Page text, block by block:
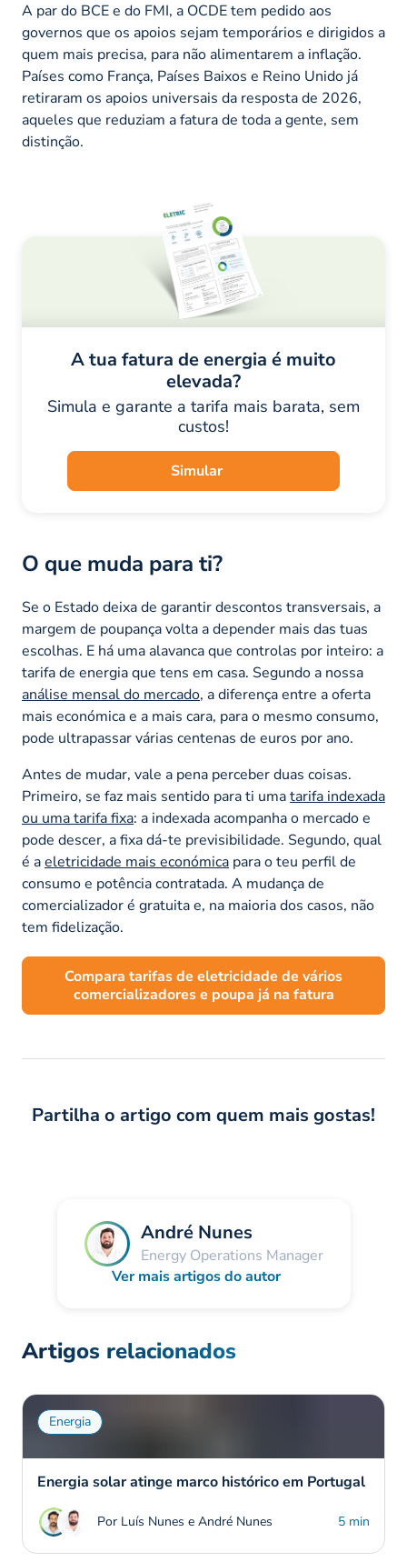
A par do BCE e do FMI, a OCDE tem pedido aos
governos que os apoios sejam temporários e dirigidos a
quem mais precisa, para não alimentarem a inflação.
Países como França, Países Baixos e Reino Unido já
retiraram os apoios universais da resposta de 2026,
aqueles que reduziam a fatura de toda a gente, sem
distinção.
A tua fatura de energia é muito
elevada?
Simula e garante a tarifa mais barata, sem
custos!
Simular
O que muda para ti?
Se o Estado deixa de garantir descontos transversais, a
margem de poupança volta a depender mais das tuas
escolhas. E há uma alavanca que controlas por inteiro: a
tarifa de energia que tens em casa. Segundo a nossa
análise mensal do mercado, a diferença entre a oferta
mais económica e a mais cara, para o mesmo consumo,
pode ultrapassar várias centenas de euros por ano.
Antes de mudar, vale a pena perceber duas coisas.
Primeiro, se faz mais sentido para ti umatarifa indexada
ou uma tarifa fixa: a indexada acompanha o mercado e
pode descer, a fixa dá-te previsibilidade. Segundo, qual
é aeletricidade mais económica para o teu perfil de
consumo e potência contratada. A mudança de
comercializador é gratuita e, na maioria dos casos, não
tem fidelização.
Compara tarifas de eletricidade de vários
comercializadores e poupa já na fatura
Partilha o artigo com quem mais gostas!
André Nunes
Energy Operations Manager
Ver mais artigos do autor
Artigos relacionados
Energia
Energia solar atinge marco histórico em Portugal
Por Luís Nunes e André Nunes 5 min